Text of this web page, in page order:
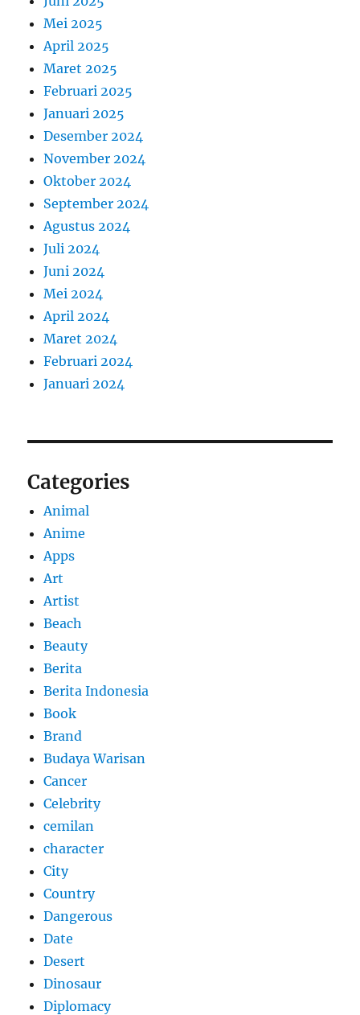
Mei 2025
April 2025
Maret 2025
Februari 2025
Januari 2025
Desember 2024
November 2024
Oktober 2024
September 2024
Agustus 2024
Juli 2024
Juni 2024
Mei 2024
April 2024
Maret 2024
Februari 2024
Januari 2024
Categories
Animal
Anime
Apps
Art
Artist
Beach
Beauty
Berita
Berita Indonesia
Book
Brand
Budaya Warisan
Cancer
Celebrity
cemilan
character
City
Country
Dangerous
Date
Desert
Dinosaur
Diplomacy